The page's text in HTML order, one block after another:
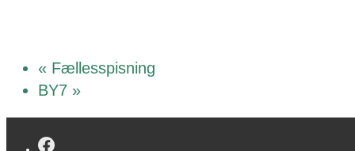
« Fællesspisning
BY7 »